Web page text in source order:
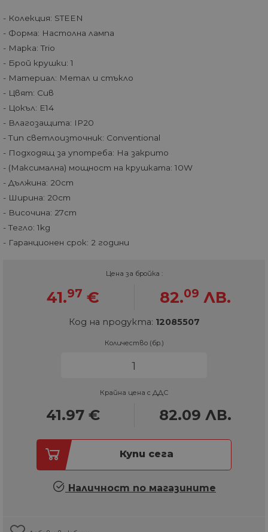
- Колекция: STEEN
- Форма: Настолна лампа
- Марка: Trio
- Брой крушки: 1
- Материал: Метал и стъкло
- Цвят: Сив
- Цокъл: E14
- Влагозащита: IP20
- Тип светлоизточник: Conventional
- Подходящ за употреба: На закрито
- (Максимална) мощност на крушката: 10W
- Дължина: 20cm
- Ширина: 20cm
- Височина: 27cm
- Тегло: 1kg
- Гаранционен срок: 2 години
Цена за бройка :
41.97 € 82.09 ЛВ.
Код на продукта: 12085507
Количество (бр.)
Крайна цена с ДДС
41.97 € 82.09 ЛВ.
Купи сега
Наличност по магазините